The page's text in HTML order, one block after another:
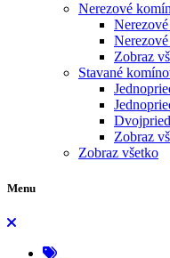
Nerezové
Zobraz
Stavané
Zobraz
Zobraz všetko
Menu